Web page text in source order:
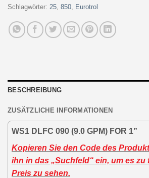
Schlagwörter: 25, 850, Eurotrol
BESCHREIBUNG
ZUSÄTZLICHE INFORMATIONEN
WS1 DLFC 090 (9.0 GPM) FOR 1”
Kopieren Sie den Code des
ihn in das „Suchfeld“ ein, um es zu
Preis zu sehen.